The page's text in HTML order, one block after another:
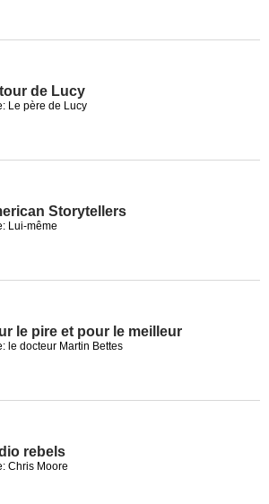
de Lucy
Le père de Lucy
Storytellers
Lui-même
le pire et pour le meilleur
le docteur Martin Bettes
rebels
Chris Moore